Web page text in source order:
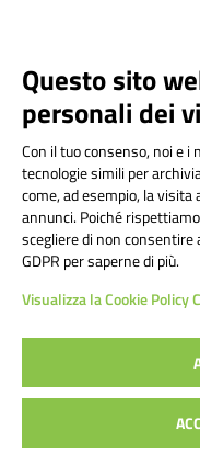
Dichiarazione di
Istituto
Via Cesare Bollea n. 3
Codice Fiscale:
TOIC84200D |
Univoco: UFYI9M
Sito web realizzato da
Questo sito
personali dei
Con il tuo consenso, noi e
tecnologie simili per
come, ad esempio, la visita
annunci. Poiché
scegliere di non consentire
GDPR per saperne di più.
Visualizza la Cookie Policy